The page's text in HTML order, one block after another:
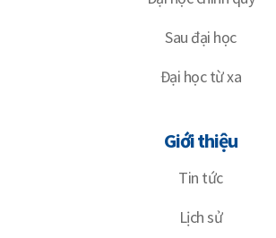
Sau đại học
Đại học từ xa
Giới thiệu
Tin tức
Lịch sử